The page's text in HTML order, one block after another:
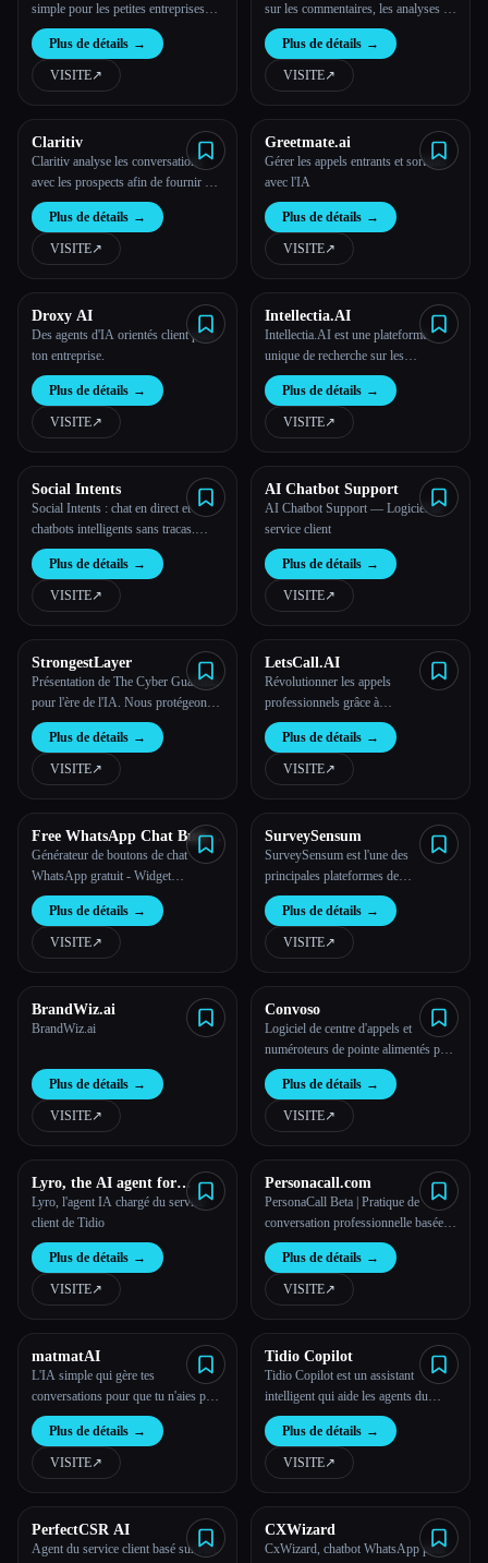
simple pour les petites entreprises
qui ne sont pas prêtes à utiliser des
solutions similaires à Intercom.
Plus de détails →
VISITE↗︎
sur les commentaires, les analyses et
la feuille de route grâce à l'IA
Plus de détails →
VISITE↗︎
Claritiv
Claritiv analyse les conversations
avec les prospects afin de fournir des
informations qui aident les équipes
commerciales à remporter davantage
de contrats.
Plus de détails →
VISITE↗︎
Greetmate.ai
Gérer les appels entrants et sortants
avec l'IA
Plus de détails →
VISITE↗︎
Droxy AI
Des agents d'IA orientés client pour
ton entreprise.
Plus de détails →
VISITE↗︎
Intellectia.AI
Intellectia.AI est une plateforme
unique de recherche sur les
investissements, native de l'IA,
destinée aux investisseurs
internationaux.
Plus de détails →
VISITE↗︎
Social Intents
Social Intents : chat en direct et
chatbots intelligents sans tracas.
Entrez en contact avec les clients
directement à partir de tes outils
existants : Microsoft Teams, Slack,
Google Chat.
Plus de détails →
VISITE↗︎
AI Chatbot Support
AI Chatbot Support — Logiciel de
service client
Plus de détails →
VISITE↗︎
StrongestLayer
Présentation de The Cyber Guardian
pour l'ère de l'IA. Nous protégeons
les utilisateurs contre les menaces de
l'IA, éliminons les erreurs humaines
et atténuons l'épuisement du SOC.
Plus de détails →
VISITE↗︎
LetsCall.AI
Révolutionner les appels
professionnels grâce à
l'automatisation intelligente de l'IA
Plus de détails →
VISITE↗︎
Free WhatsApp Chat Button
Generator - WhatsApp
Widget
Générateur de boutons de chat
WhatsApp gratuit - Widget
WhatsApp
Plus de détails →
VISITE↗︎
SurveySensum
SurveySensum est l'une des
principales plateformes de
commentaires clients qui t'aide à
transformer les informations issues
des enquêtes en actions ayant un
impact direct sur tes résultats.
Plus de détails →
VISITE↗︎
BrandWiz.ai
BrandWiz.ai
Plus de détails →
VISITE↗︎
Convoso
Logiciel de centre d'appels et
numéroteurs de pointe alimentés par
l'IA | Convoso
Plus de détails →
VISITE↗︎
Lyro, the AI agent for
customer service
Lyro, l'agent IA chargé du service
client de Tidio
Plus de détails →
VISITE↗︎
Personacall.com
PersonaCall Beta | Pratique de
conversation professionnelle basée
sur l'IA
Plus de détails →
VISITE↗︎
matmatAI
L'IA simple qui gère tes
conversations pour que tu n'aies pas
à le faire | matmat AI
Plus de détails →
VISITE↗︎
Tidio Copilot
Tidio Copilot est un assistant
intelligent qui aide les agents du
support à répondre plus rapidement
grâce à des suggestions de réponse
intelligentes et adaptées à la marque.
Plus de détails →
VISITE↗︎
PerfectCSR AI
Agent du service client basé sur l'IA
CXWizard
CxWizard, chatbot WhatsApp pour